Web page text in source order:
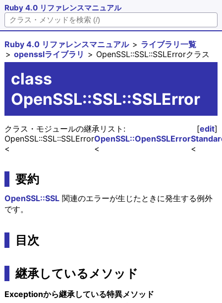
Ruby 4.0 リファレンスマニュアル
Ruby 4.0 リファレンスマニュアル
ライブラリ一覧
opensslライブラリ
OpenSSL::SSL::SSLErrorクラス
class
OpenSSL::SSL::SSLError
[edit]
クラス・モジュールの継承リスト:
OpenSSL::OpenSSLError
OpenSSL::SSL::SSLError
要約
OpenSSL::SSL関連のエラーが生じたときに発生する例外
です。
目次
継承しているメソッド
Exceptionから継承している特異メソッド